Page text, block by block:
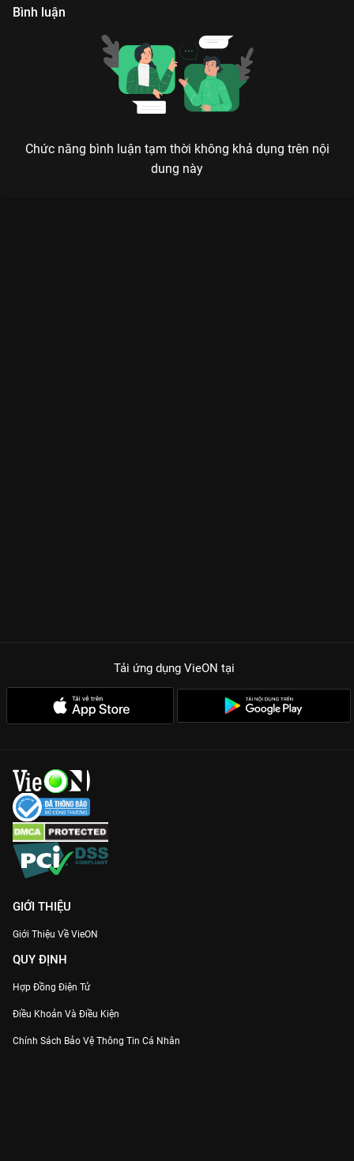
Bình luận
Chức năng bình luận tạm thời không khả dụng trên nội
dung này
Tải ứng dụng VieON tại
GIỚI THIỆU
Giới Thiệu Về VieON
QUY ĐỊNH
Hợp Đồng Điện Tử
Điều Khoản Và Điều Kiện
Chính Sách Bảo Vệ Thông Tin Cá Nhân